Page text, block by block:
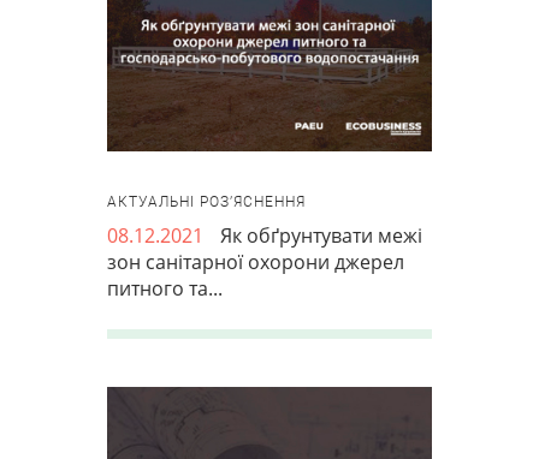
АКТУАЛЬНІ РОЗ’ЯСНЕННЯ
08.12.2021
Як обґрунтувати межі
зон санітарної охорони джерел
питного та...